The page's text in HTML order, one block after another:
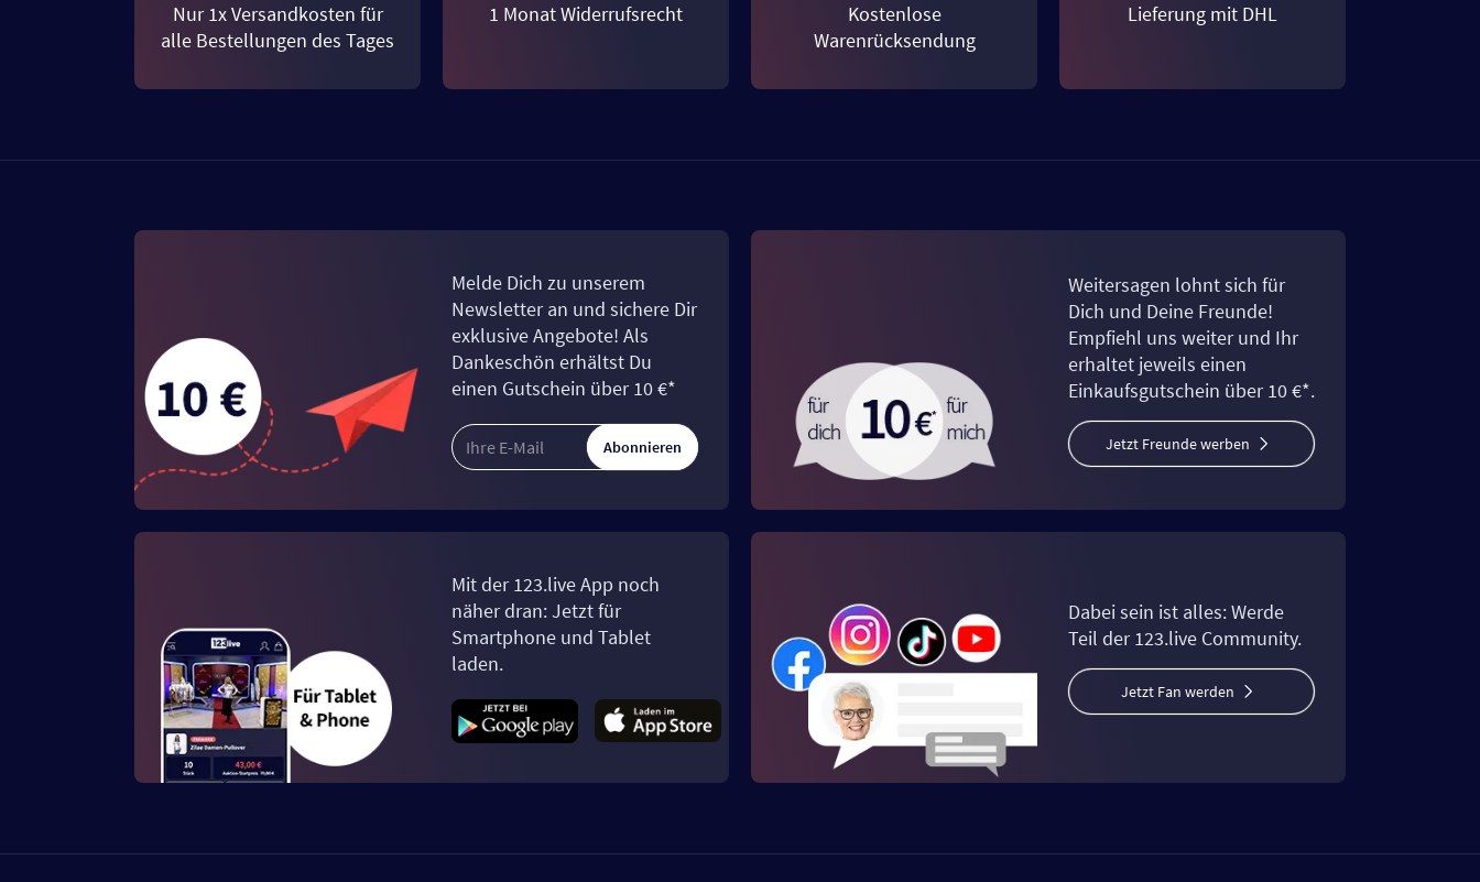
Nur 1x Versandkosten für
alle Bestellungen des Tages
1 Monat Widerrufsrecht
Kostenlose
Warenrücksendung
Lieferung mit DHL
Melde Dich zu unserem
Newsletter an und sichere Dir
exklusive Angebote! Als
Dankeschön erhältst Du
einen Gutschein über 10 €*
Abonnieren
Weitersagen lohnt sich für
Dich und Deine Freunde!
Empfiehl uns weiter und Ihr
erhaltet jeweils einen
Einkaufsgutschein über 10 €*.
Jetzt Freunde werben
Mit der 123.live App noch
näher dran: Jetzt für
Smartphone und Tablet
laden.
Dabei sein ist alles: Werde
Teil der 123.live Community.
Jetzt Fan werden